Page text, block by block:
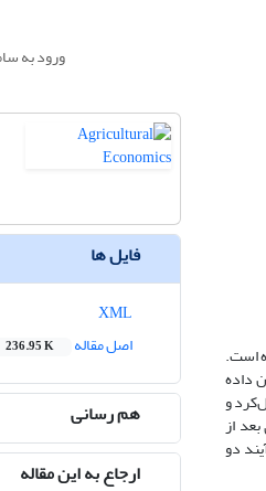
ورود به
است.
شده است. نتایج نشان داده
و
از
دو
فایل ها
اصل مقاله
236.95 K
هم رسانی
ارجاع به این مقاله